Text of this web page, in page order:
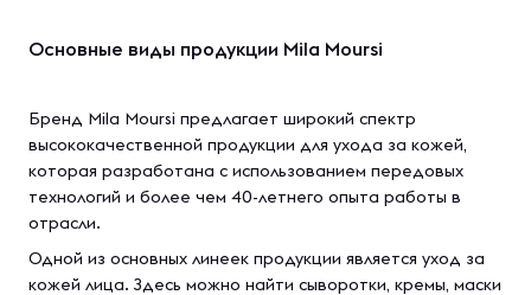
Основные виды продукции Mila Moursi
Бренд Mila Moursi предлагает широкий спектр
высококачественной продукции для ухода за кожей,
которая разработана с использованием передовых
технологий и более чем 40-летнего опыта работы в
отрасли.
Одной из основных линеек продукции является уход за
кожей лица. Здесь можно найти сыворотки, кремы, маски